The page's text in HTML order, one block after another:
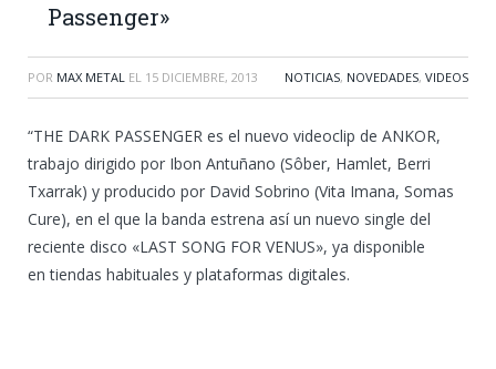
Passenger»
POR MAX METAL EL 15 DICIEMBRE, 2013 NOTICIAS, NOVEDADES, VIDEOS
“THE DARK PASSENGER es el nuevo videoclip de ANKOR,
trabajo dirigido por Ibon Antuñano (Sôber, Hamlet, Berri
Txarrak) y producido por David Sobrino (Vita Imana, Somas
Cure), en el que la banda estrena así un nuevo single del
reciente disco «LAST SONG FOR VENUS», ya disponible
en tiendas habituales y plataformas digitales.